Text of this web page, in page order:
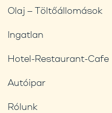
Olaj – Töltőállomások
Ingatlan
Hotel-Restaurant-Cafe
Autóipar
Rólunk